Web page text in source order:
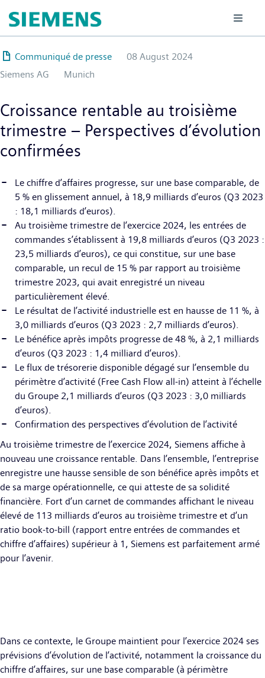
till
huvudinnehåll
Communiqué de presse
08 August 2024
Siemens AG
Munich
Croissance rentable au troisième
trimestre – Perspectives d’évolution
confirmées
Le chiffre d’affaires progresse, sur une base comparable, de
5 % en glissement annuel, à 18,9 milliards d’euros (Q3 2023
: 18,1 milliards d’euros).
Au troisième trimestre de l’exercice 2024, les entrées de
commandes s’établissent à 19,8 milliards d’euros (Q3 2023 :
23,5 milliards d’euros), ce qui constitue, sur une base
comparable, un recul de 15 % par rapport au troisième
trimestre 2023, qui avait enregistré un niveau
particulièrement élevé.
Le résultat de l’activité industrielle est en hausse de 11 %, à
3,0 milliards d’euros (Q3 2023 : 2,7 milliards d’euros).
Le bénéfice après impôts progresse de 48 %, à 2,1 milliards
d’euros (Q3 2023 : 1,4 milliard d’euros).
Le flux de trésorerie disponible dégagé sur l’ensemble du
périmètre d’activité (Free Cash Flow all-in) atteint à l’échelle
du Groupe 2,1 milliards d’euros (Q3 2023 : 3,0 milliards
d’euros).
Confirmation des perspectives d’évolution de l’activité
Au troisième trimestre de l’exercice 2024, Siemens affiche à
nouveau une croissance rentable. Dans l’ensemble, l’entreprise
enregistre une hausse sensible de son bénéfice après impôts et
de sa marge opérationnelle, ce qui atteste de sa solidité
financière. Fort d’un carnet de commandes affichant le niveau
élevé de 113 milliards d’euros au troisième trimestre et d’un
ratio book-to-bill (rapport entre entrées de commandes et
chiffre d’affaires) supérieur à 1, Siemens est parfaitement armé
pour l’avenir.
Dans ce contexte, le Groupe maintient pour l’exercice 2024 ses
prévisions d’évolution de l’activité, notamment la croissance du
chiffre d’affaires, sur une base comparable (à périmètre